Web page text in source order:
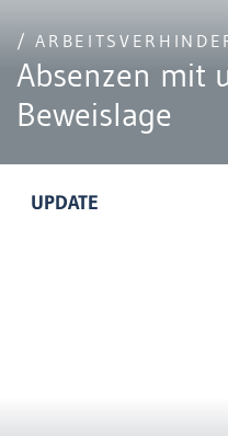
/
Absenzen mit
Beweislage
UPDATE